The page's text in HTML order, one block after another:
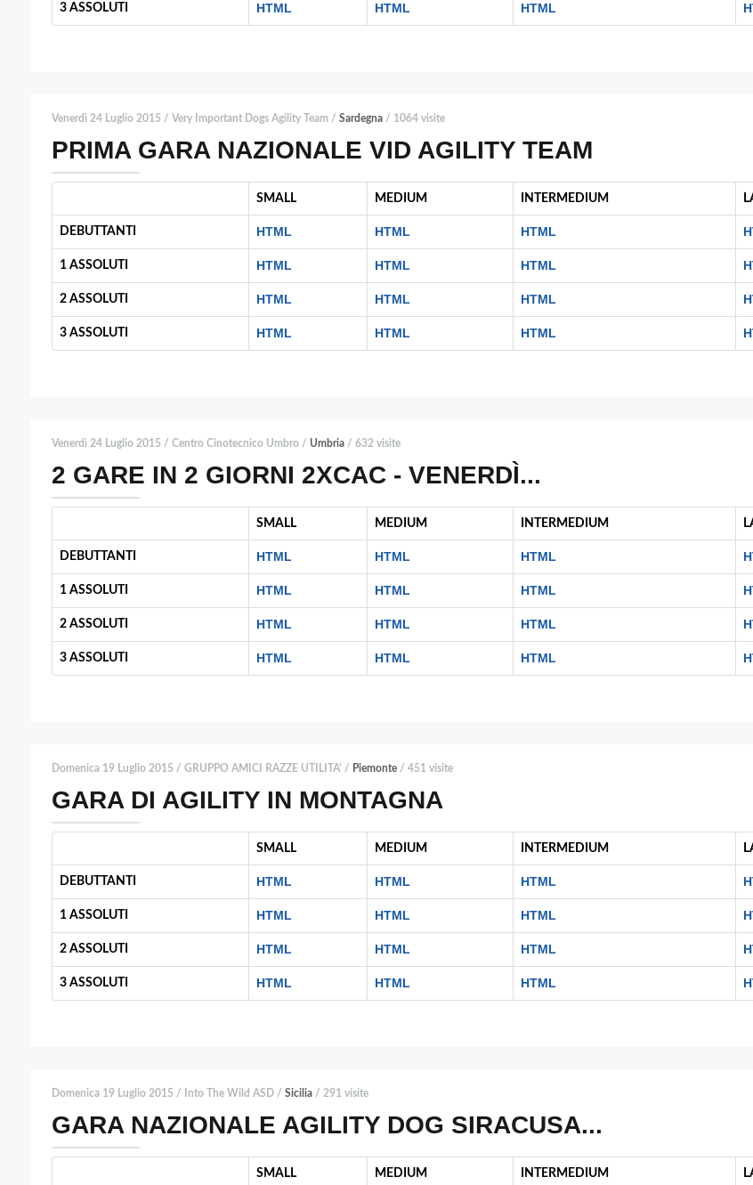
3 ASSOLUTI HTML HTML HTML
Venerdì 24 Luglio 2015 / Very Important Dogs Agility Team / Sardegna/ 1064 visite
PRIMA GARA NAZIONALE VID AGILITY TEAM
SMALL MEDIUM INTERMEDIUM
DEBUTTANTI HTML HTML HTML
1 ASSOLUTI HTML HTML HTML
2 ASSOLUTI HTML HTML HTML
3 ASSOLUTI HTML HTML HTML
Venerdì 24 Luglio 2015 / Centro Cinotecnico Umbro / Umbria/ 632 visite
2 GARE IN 2 GIORNI 2XCAC - VENERDÌ...
SMALL MEDIUM INTERMEDIUM
DEBUTTANTI HTML HTML HTML
1 ASSOLUTI HTML HTML HTML
2 ASSOLUTI HTML HTML HTML
3 ASSOLUTI HTML HTML HTML
Domenica 19 Luglio 2015 / GRUPPO AMICI RAZZE UTILITA' / Piemonte/ 451 visite
GARA DI AGILITY IN MONTAGNA
SMALL MEDIUM INTERMEDIUM
DEBUTTANTI HTML HTML HTML
1 ASSOLUTI HTML HTML HTML
2 ASSOLUTI HTML HTML HTML
3 ASSOLUTI HTML HTML HTML
Domenica 19 Luglio 2015 / Into The Wild ASD / Sicilia/ 291 visite
GARA NAZIONALE AGILITY DOG SIRACUSA...
SMALL MEDIUM INTERMEDIUM